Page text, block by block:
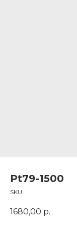
Pt79-1500
SKU:
1680,00 р.